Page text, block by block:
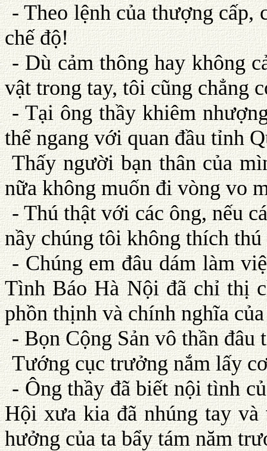
- Theo lệnh của thượng cấp,
chế độ!
- Dù cảm thông hay không
vật trong tay, tôi cũng chẳng
- Tại ông thầy khiêm
thể ngang với quan đầu tỉnh
Thấy người bạn thân của
nữa không muốn đi vòng vo
- Thú thật với các ông, nếu
nầy chúng tôi không thích
- Chúng em đâu dám làm
Tình Báo Hà Nội đã chỉ thị
phồn thịnh và chính nghĩa
- Bọn Cộng Sản vô thần
Tướng cục trưởng nắm lấy
- Ông thầy đã biết nội tình
Hội xưa kia đã nhúng tay và
hưởng của ta bẩy tám năm